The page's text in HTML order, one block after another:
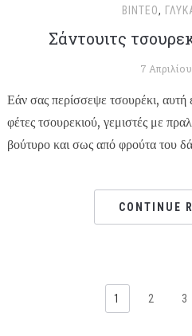
ΒΊΝΤΕΟ,
Σάντουιτς
7
Εάν σας περίσσεψε τσουρέκι, αυτή
φέτες τσουρεκιού, γεμιστές με
βούτυρο και σως από φρούτα του
CONTINUE
1 2 3